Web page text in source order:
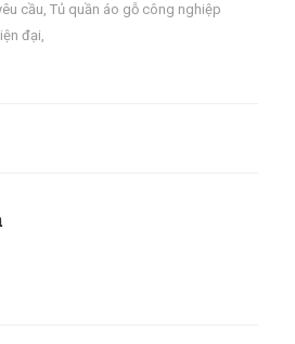
cầu, Tủ quần áo gỗ công nghiệp
đại,